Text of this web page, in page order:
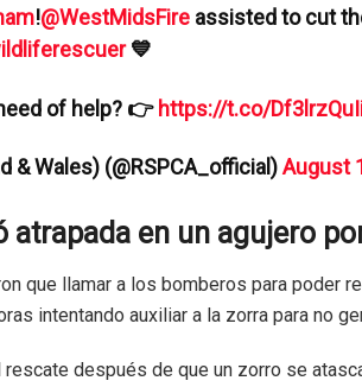
!@WestMidsFire assisted to cut
💙
of help? 👉 https://t.co/
& Wales) (@RSPCA_official)August
atrapada en un agujero
que llamar a los bomberos para poder
intentando auxiliar a la zorra para no
rescate después de que un zorro se